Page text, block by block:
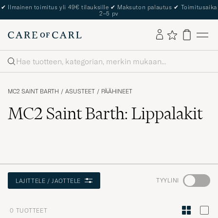
✔ Ilmainen toimitus yli 49€ tilauksille ✔ Maksuton palautus ✔ Toimitusaika
2–5 pv
Haku
MC2 SAINT BARTH / ASUSTEET / PÄÄHINEET
MC2 Saint Barth: Lippalakit
LAJITTELE / JAOTTELE TYYLINI
Aktivoi
tyylini
0 TUOTTEET